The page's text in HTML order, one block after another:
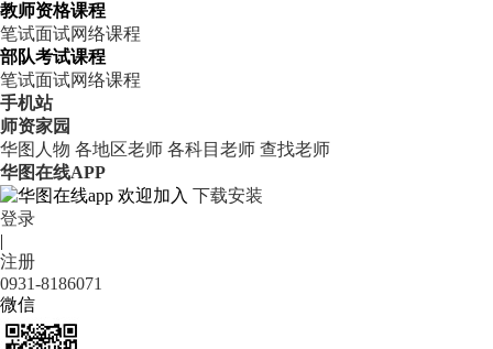
教师资格课程
笔试面试网络课程
部队考试课程
笔试面试网络课程
手机站
师资家园
华图人物 各地区老师 各科目老师 查找老师
华图在线APP
欢迎加入 下载安装
登录
|
注册
0931-8186071
微信